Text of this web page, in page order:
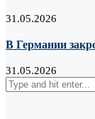
31.05.2026
В Германии
31.05.2026